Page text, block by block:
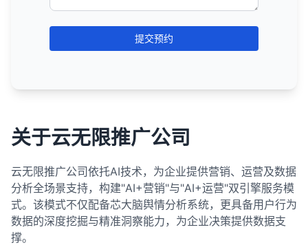
修复损坏的链接。
监控和管理链接概况。
改善页面设计和布局。
改进内容可读性和格式。
优化转化路径和号召性用语。
6. 实施和监控
制定详细的实施计划和时间表。
优先解决高影响的问题和机会。
总结来说，使用SEO工具进行关键词研究是一个系统
排序，以及持续监控和优化。通过有效地使用SEO工
landscape，并制定数据驱动的关键词策略，从而提
高网站的搜索可见度和有机流量。
使用Google Search Console等工具监控技术问
题。
监控关键技术指标的变化，如页面速度、Core
总结来说，使用SEO工具进行网站技术审计是一个系
统性的过程，它涉及选择合适的工具、配置审计设
置、运行审计、分析报告、优先级排序和修复问题，
以及验证和监控。通过定期进行技术审计，你可以确
保网站在技术上是健康的，最大限度地提高搜索引擎
爬行和索引效率，并为良好的搜索排名奠定基础。
定期进行外链审计，评估链接概况的健康状况。
调整链接建设策略，以获得更好的结果。
定期监控和分析外链概况。
制定长期的链接建设策略，而非短期的链接获取。
总结来说，使用SEO工具进行外链分析是了解网站链
接概况、评估竞争 landscape、识别链接机会和监控
制定内容更新计划，保持内容新鲜和相关。
优先更新高价值但表现不佳的内容。
内容创建策略：
确定最佳内容格式和结构。
优化现有内容的关键词使用和结构。
改善内容的可读性和用户体验。
内容推广策略：
制定内容推广计划，增加内容的可见度和参与
度。
识别有效的内容推广渠道。
分析他们的品牌一致性和用户界面。
导航和可用性分析：
评估竞争对手的网站导航和可用性。
分析他们的多媒体使用和互动元素。
7. 综合分析和策略制定
优势和劣势分析：
识别竞争对手的主要优势和劣势。
评估自己网站的相对优势和劣势。
机会和威胁分析 ：
提交预约
关于云无限推广公司
云无限推广公司依托AI技术，为企业提供营销、运营及数据
分析全场景支持，构建"AI+营销"与"AI+运营"双引擎服务模
式。该模式不仅配备芯大脑舆情分析系统，更具备用户行为
数据的深度挖掘与精准洞察能力，为企业决策提供数据支
撑。